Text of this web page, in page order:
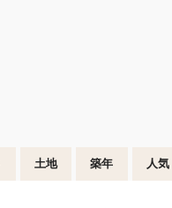
土地 築年 人気